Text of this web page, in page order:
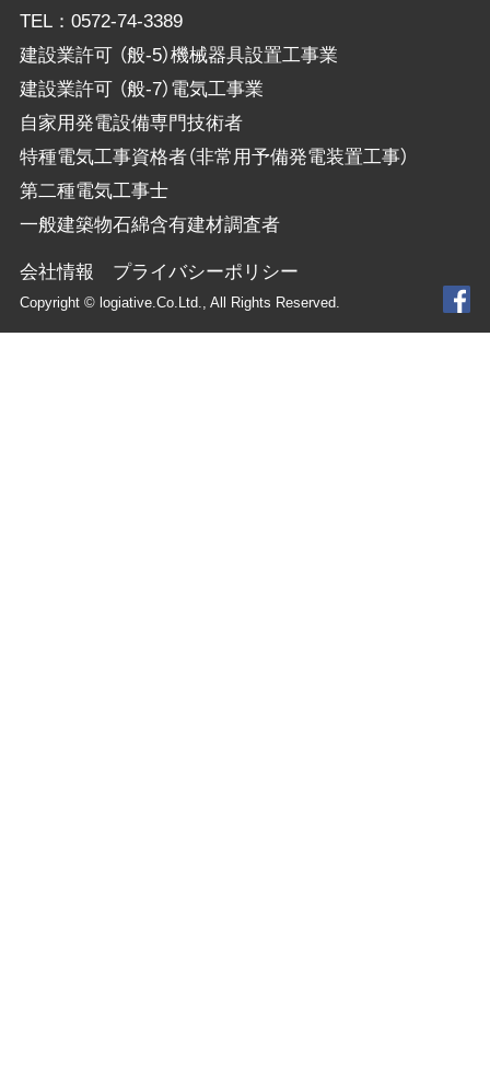
TEL： 0572-74-3389
建設業許可 （般-5）機械器具設置工事業
建設業許可 （般-7）電気工事業
自家用発電設備専門技術者
特種電気工事資格者（非常用予備発電装置工事）
第二種電気工事士
一般建築物石綿含有建材調査者
会社情報 プライバシーポリシー
Copyright © logiative.Co.Ltd., All Rights Reserved.